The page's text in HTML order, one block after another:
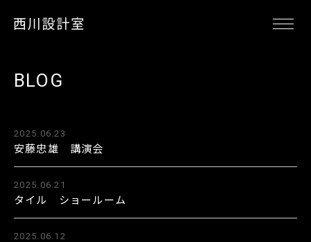
BLOG
2025.06.23
安藤忠雄 講演会
2025.06.21
タイル ショールーム
2025.06.12